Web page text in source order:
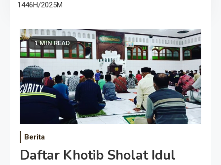
1446H/2025M
1 MIN READ
Berita
Daftar Khotib Sholat Idul